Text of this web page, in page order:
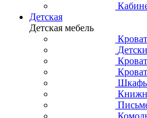
Детская
Детская мебель